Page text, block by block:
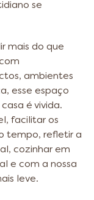
se
mais do que
ambientes
esse espaço
é vivida.
facilitar os
tempo, refletir a
cozinhar em
e com a nossa
leve.